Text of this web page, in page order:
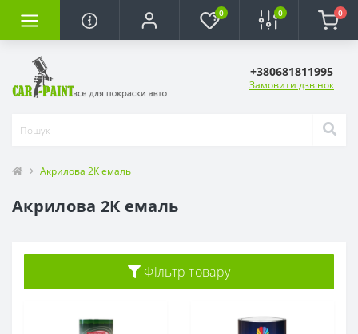
0 0 0
+380681811995
Замовити дзвінок
Акрилова 2К емаль
Акрилова 2К емаль
Фільтр товару